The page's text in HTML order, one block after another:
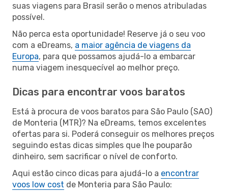
suas viagens para Brasil serão o menos atribuladas
possível.
Não perca esta oportunidade! Reserve já o seu voo
com a eDreams, a maior agência de viagens da
Europa, para que possamos ajudá-lo a embarcar
numa viagem inesquecível ao melhor preço.
Dicas para encontrar voos baratos
Está à procura de voos baratos para São Paulo (SAO)
de Monteria (MTR)? Na eDreams, temos excelentes
ofertas para si. Poderá conseguir os melhores preços
seguindo estas dicas simples que lhe pouparão
dinheiro, sem sacrificar o nível de conforto.
Aqui estão cinco dicas para ajudá-lo a encontrar
voos low cost de Monteria para São Paulo: